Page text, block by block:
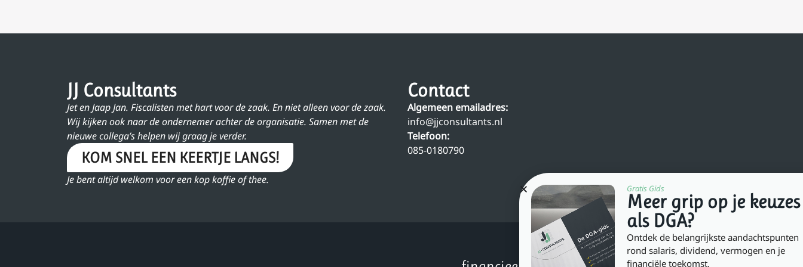
JJ Consultants
Jet en Jaap Jan. Fiscalisten met hart voor de zaak. En niet alleen voor de zaak.
Wij kijken ook naar de ondernemer achter de organisatie. Samen met de
nieuwe collega’s helpen wij graag je verder.
KOM SNEL EEN KEERTJE LANGS!
Je bent altijd welkom voor een kop koffie of thee.
Contact
Algemeen emailadres:
info@jjconsultants.nl
Telefoon:
085-0180790
Gratis Gids
Meer grip op je keuzes
als DGA?
Ontdek de belangrijkste aandachtspunten
rond salaris, dividend, vermogen en je
financiële toekomst.